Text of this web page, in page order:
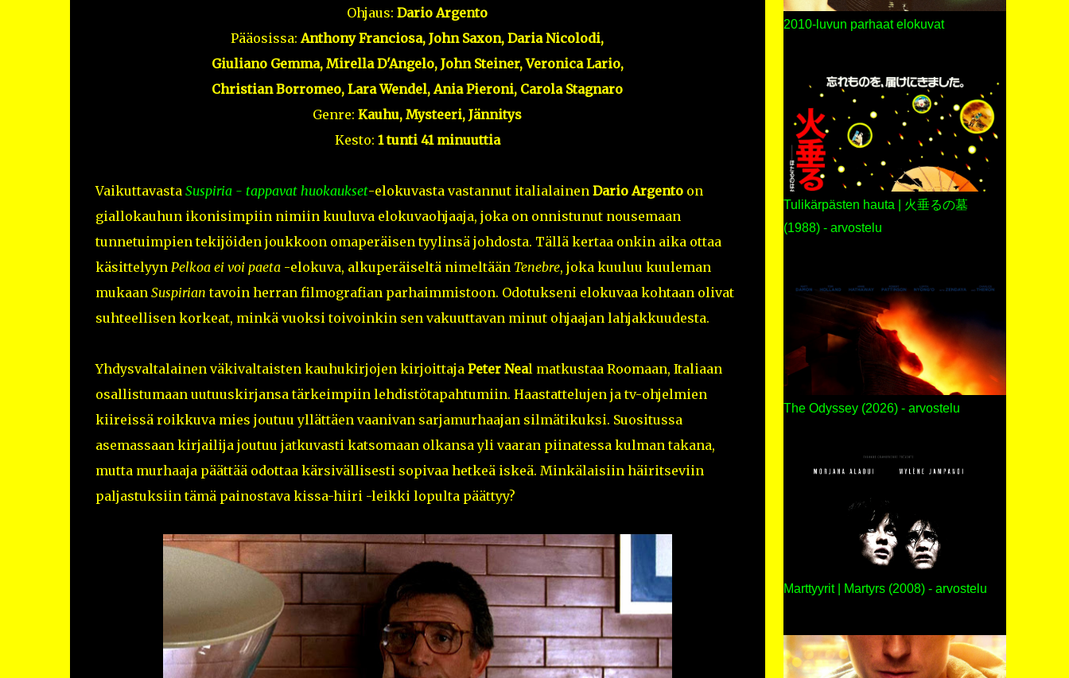
Ohjaus: Dario Argento
Pääosissa: Anthony Franciosa, John Saxon, Daria Nicolodi,
Giuliano Gemma, Mirella D'Angelo, John Steiner, Veronica Lario,
Christian Borromeo, Lara Wendel, Ania Pieroni, Carola Stagnaro
Genre: Kauhu, Mysteeri, Jännitys
Kesto: 1 tunti 41 minuuttia
Vaikuttavasta Suspiria - tappavat huokaukset-elokuvasta vastannut italialainen Dario Argentoon
giallokauhun ikonisimpiin nimiin kuuluva elokuvaohjaaja, joka on onnistunut nousemaan
tunnetuimpien tekijöiden joukkoon omaperäisen tyylinsä johdosta. Tällä kertaa onkin aika ottaa
käsittelyyn Pelkoa ei voi paeta-elokuva, alkuperäiseltä nimeltään Tenebre, joka kuuluu kuuleman
mukaan Suspirian tavoin herran filmografian parhaimmistoon. Odotukseni elokuvaa kohtaan olivat
suhteellisen korkeat, minkä vuoksi toivoinkin sen vakuuttavan minut ohjaajan lahjakkuudesta.
Yhdysvaltalainen väkivaltaisten kauhukirjojen kirjoittaja Peter Neal matkustaa Roomaan, Italiaan
osallistumaan uutuuskirjansa tärkeimpiin lehdistötapahtumiin. Haastattelujen ja tv-ohjelmien
kiireissä roikkuva mies joutuu yllättäen vaanivan sarjamurhaajan silmätikuksi. Suositussa
asemassaan kirjailija joutuu jatkuvasti katsomaan olkansa yli vaaran piinatessa kulman takana,
mutta murhaaja päättää odottaa kärsivällisesti sopivaa hetkeä iskeä. Minkälaisiin häiritseviin
paljastuksiin tämä painostava kissa-hiiri -leikki lopulta päättyy?
2010-luvun parhaat elokuvat
Tulikärpästen hauta | 火垂るの墓
(1988) - arvostelu
The Odyssey (2026) - arvostelu
Marttyyrit | Martyrs (2008) - arvostelu